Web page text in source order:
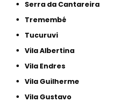
Serra da Cantareira
Tremembé
Tucuruvi
Vila Albertina
Vila Endres
Vila Guilherme
Vila Gustavo